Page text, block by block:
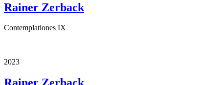
Rainer Zerback
Contemplationes IX
2023